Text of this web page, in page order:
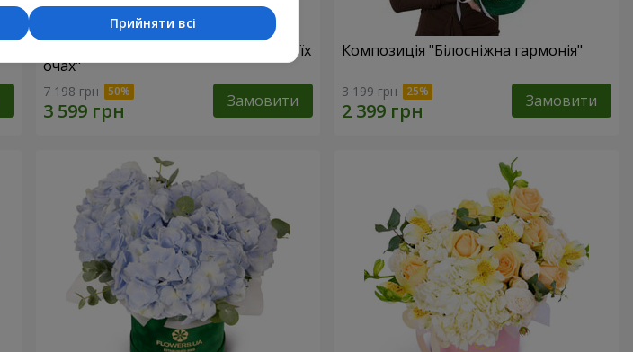
Композиція в коробці "Любов в твоїх
очах"
7 198 грн Замовити
Композиція "Білосніжна гармонія"
3 199 грн Замовити
Прийняти всі